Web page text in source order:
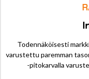
Todennäköisesti
varustettu paremman
-pitokarvalla